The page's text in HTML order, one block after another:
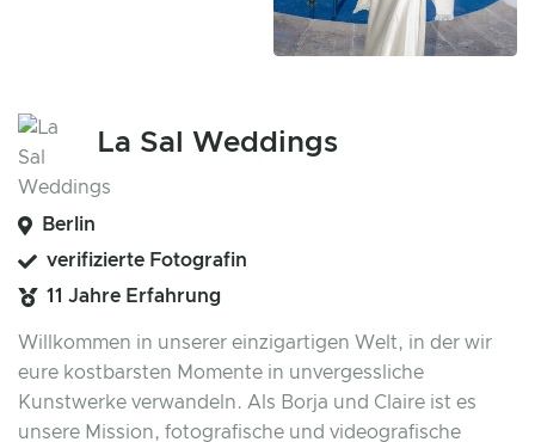
La Sal Weddings
Berlin
verifizierte Fotografin
11 Jahre Erfahrung
Willkommen in unserer einzigartigen Welt, in der wir
eure kostbarsten Momente in unvergessliche
Kunstwerke verwandeln. Als Borja und Claire ist es
unsere Mission, fotografische und videografische